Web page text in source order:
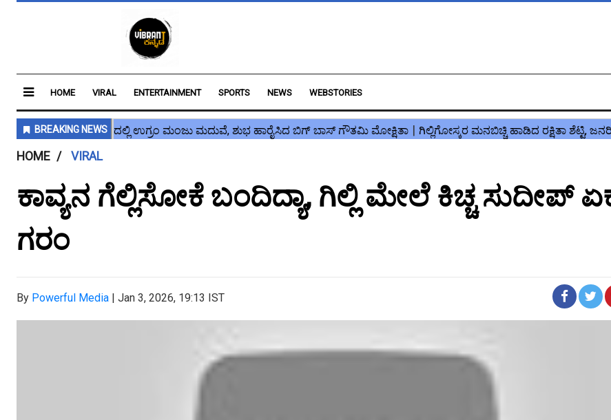
HOME VIRAL ENTERTAINMENT SPORTS NEWS WEBSTORIES
HOME VIRAL
ಕಾವ್ಯನ ಗೆಲ್ಲಿಸೋಕೆ ಬಂದಿದ್ಯಾ, ಗಿಲ್ಲಿ ಮೇಲೆ ಕಿಚ್ಚ ಸುದೀಪ್
ಗರಂ
By Powerful Media | Jan 3, 2026, 19:13 IST